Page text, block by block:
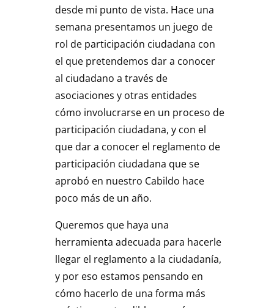
desde mi punto de vista. Hace una
semana presentamos un juego de
rol de participación ciudadana con
el que pretendemos dar a conocer
al ciudadano a través de
asociaciones y otras entidades
cómo involucrarse en un proceso de
participación ciudadana, y con el
que dar a conocer el reglamento de
participación ciudadana que se
aprobó en nuestro Cabildo hace
poco más de un año.
Queremos que haya una
herramienta adecuada para hacerle
llegar el reglamento a la ciudadanía,
y por eso estamos pensando en
cómo hacerlo de una forma más